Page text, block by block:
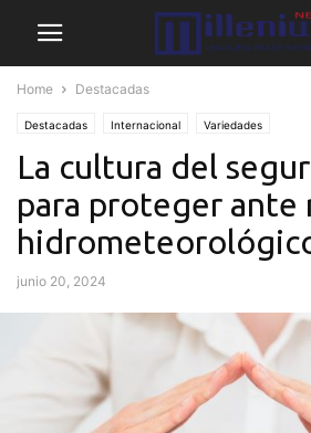
Home Destacadas
Destacadas Internacional Variedades
La cultura del
para proteger ante
junio 20, 2024